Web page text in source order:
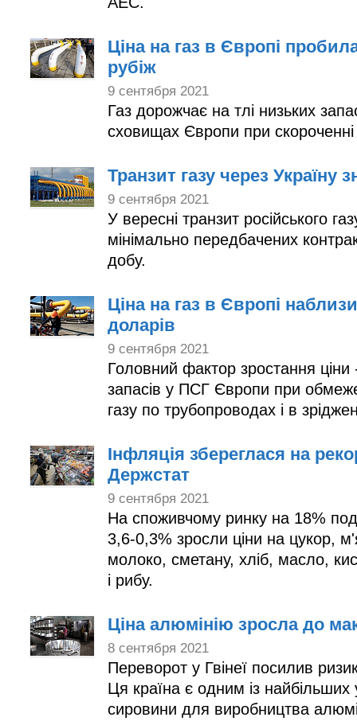
Ціна на газ в Європі
рубіж
9 сентября 2021
Газ дорожчає на тлі низьких
сховищах Європи при скороченні
Транзит газу через Україну
9 сентября 2021
У вересні транзит російського
мінімально передбачених
добу.
Ціна на газ в Європі
доларів
9 сентября 2021
Головний фактор зростання ціни
запасів у ПСГ Європи при
газу по трубопроводах і в
Інфляція збереглася на
Держстат
9 сентября 2021
На споживчому ринку на 18%
3,6-0,3% зросли ціни на цукор,
молоко, сметану, хліб, масло,
і рибу.
Ціна алюмінію зросла до
8 сентября 2021
Переворот у Гвінеї посилив
Ця країна є одним із найбільших
сировини для виробництва